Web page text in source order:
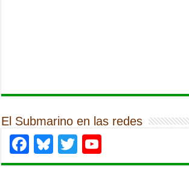
El Submarino en las redes
Facebook
Bluesky
Twitter